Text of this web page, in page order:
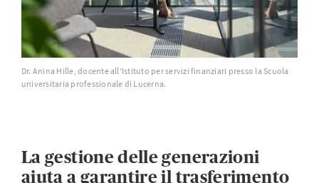
Dr. Anina Hille, docente all’Istituto per servizi finanziari presso la Scuola
universitaria professionale di Lucerna.
La gestione delle generazioni
aiuta a garantire il trasferimento